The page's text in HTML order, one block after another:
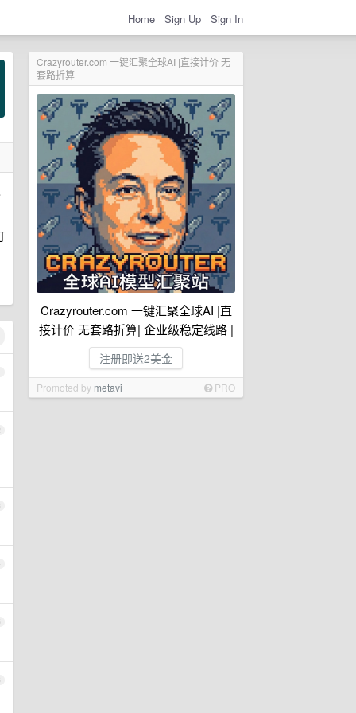
Home Sign Up Sign In
Crazyrouter.com 一键汇聚全球AI |直接计价 无
套路折算
Crazyrouter.com 一键汇聚全球AI |直
接计价 无套路折算| 企业级稳定线路 |
注册即送2美金
Promoted by metavi PRO